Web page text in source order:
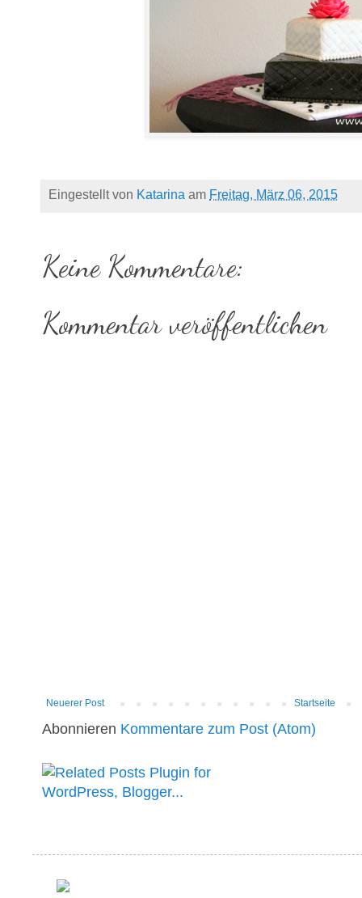
Eingestellt von Katarina am Freitag, März 06, 2015
Keine Kommentare:
Kommentar veröffentlichen
Neuerer Post Startseite
Abonnieren Kommentare zum Post (Atom)